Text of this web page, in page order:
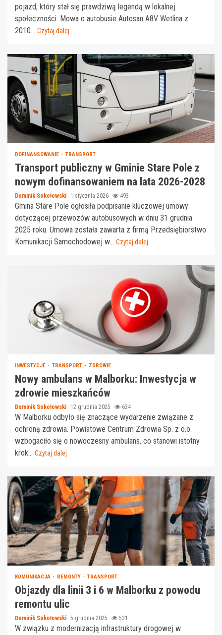
pojazd, który stał się prawdziwą legendą w lokalnej
społeczności. Mowa o autobusie Autosan A8V Wetlina z
2010... Czytaj dalej
DOFINANSOWANIE TRANSPORT
Transport publiczny w Gminie Stare Pole z
nowym dofinansowaniem na lata 2026-2028
Dominik Sokołowski 1 stycznia 2026 493
Gmina Stare Pole ogłosiła podpisanie kluczowej umowy
dotyczącej przewozów autobusowych w dniu 31 grudnia
2025 roku. Umowa została zawarta z firmą Przedsiębiorstwo
Komunikacji Samochodowej w... Czytaj dalej
INWESTYCJE TRANSPORT ZDROWIE
Nowy ambulans w Malborku: Inwestycja w
zdrowie mieszkańców
Dominik Sokołowski 12 grudnia 2025 634
W Malborku odbyło się znaczące wydarzenie związane z
ochroną zdrowia. Powiatowe Centrum Zdrowia Sp. z o.o.
wzbogaciło się o nowoczesny ambulans, co stanowi istotny
krok... Czytaj dalej
KOMUNIKACJA REMONTY TRANSPORT
Objazdy dla linii 3 i 6 w Malborku z powodu
remontu ulic
Dominik Sokołowski 5 grudnia 2025 531
W związku z modernizacją infrastruktury drogowej w